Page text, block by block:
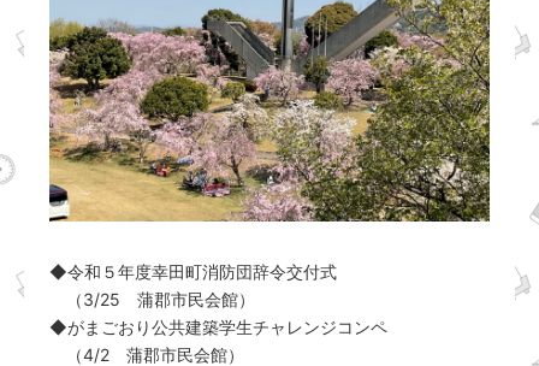
◆令和５年度幸田町消防団辞令交付式
（3/25 蒲郡市民会館）
◆がまごおり公共建築学生チャレンジコンペ
（4/2 蒲郡市民会館）